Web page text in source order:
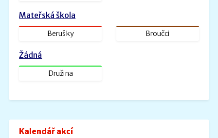
Velikost: 2227kb
Mateřská škola
Berušky Broučci
Žádná
Družina
Kalendář akcí